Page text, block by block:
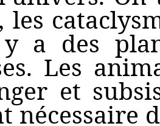
les
a des
Les
et
nécessaire